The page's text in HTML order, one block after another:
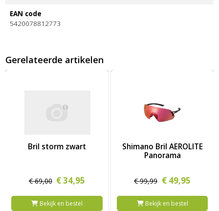
EAN code
5420078812773
Gerelateerde artikelen
Bril storm zwart
€69,00 €34,95
Bekijk en bestel
Shimano Bril AEROLITE
Panorama
€99,99 € 49,95
Bekijk en bestel